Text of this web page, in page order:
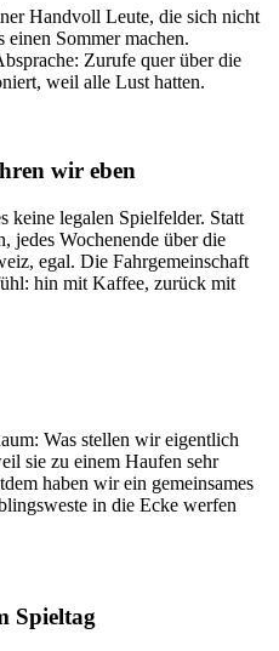
Handvoll Leute, die sich nicht
einen Sommer machen.
Zurufe quer über die
weil alle Lust hatten.
wir eben
keine legalen Spielfelder. Statt
jedes Wochenende über die
egal. Die Fahrgemeinschaft
hin mit Kaffee, zurück mit
Was stellen wir eigentlich
sie zu einem Haufen sehr
haben wir ein gemeinsames
in die Ecke werfen
Spieltag